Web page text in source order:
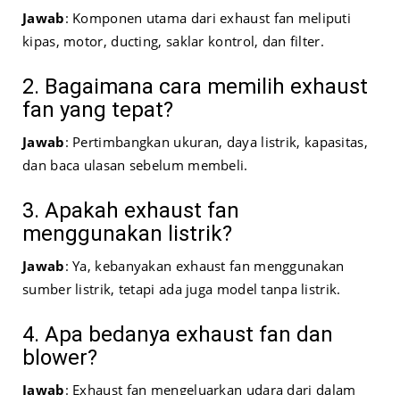
Jawab: Komponen utama dari exhaust fan meliputi
kipas, motor, ducting, saklar kontrol, dan filter.
2. Bagaimana cara memilih exhaust
fan yang tepat?
Jawab: Pertimbangkan ukuran, daya listrik, kapasitas,
dan baca ulasan sebelum membeli.
3. Apakah exhaust fan
menggunakan listrik?
Jawab: Ya, kebanyakan exhaust fan menggunakan
sumber listrik, tetapi ada juga model tanpa listrik.
4. Apa bedanya exhaust fan dan
blower?
Jawab: Exhaust fan mengeluarkan udara dari dalam